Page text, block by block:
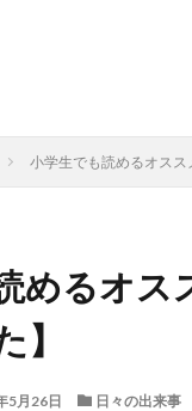
小学生でも読めるオスス
めるオス
】
5月26日 日々の出来事